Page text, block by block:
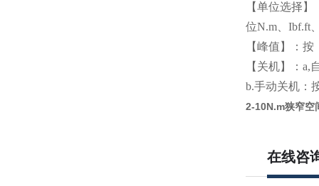
【单位选择
位N.m、Ibf.ft
【峰值】：
【关机】：
b.手动关机：
2-10N.m狭窄空
在线咨